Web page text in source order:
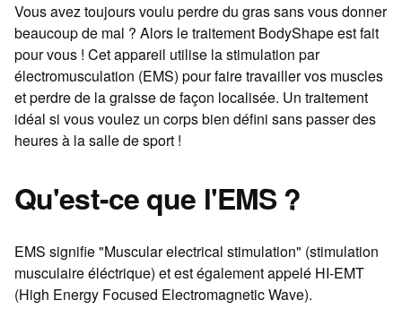
Vous avez toujours voulu perdre du gras sans vous donner
beaucoup de mal ? Alors le traitement BodyShape est fait
pour vous ! Cet appareil utilise la stimulation par
électromusculation (EMS) pour faire travailler vos muscles
et perdre de la graisse de façon localisée. Un traitement
idéal si vous voulez un corps bien défini sans passer des
heures à la salle de sport !
Qu'est-ce que l'EMS ?
EMS signifie "Muscular electrical stimulation" (stimulation
musculaire éléctrique) et est également appelé HI-EMT
(High Energy Focused Electromagnetic Wave).